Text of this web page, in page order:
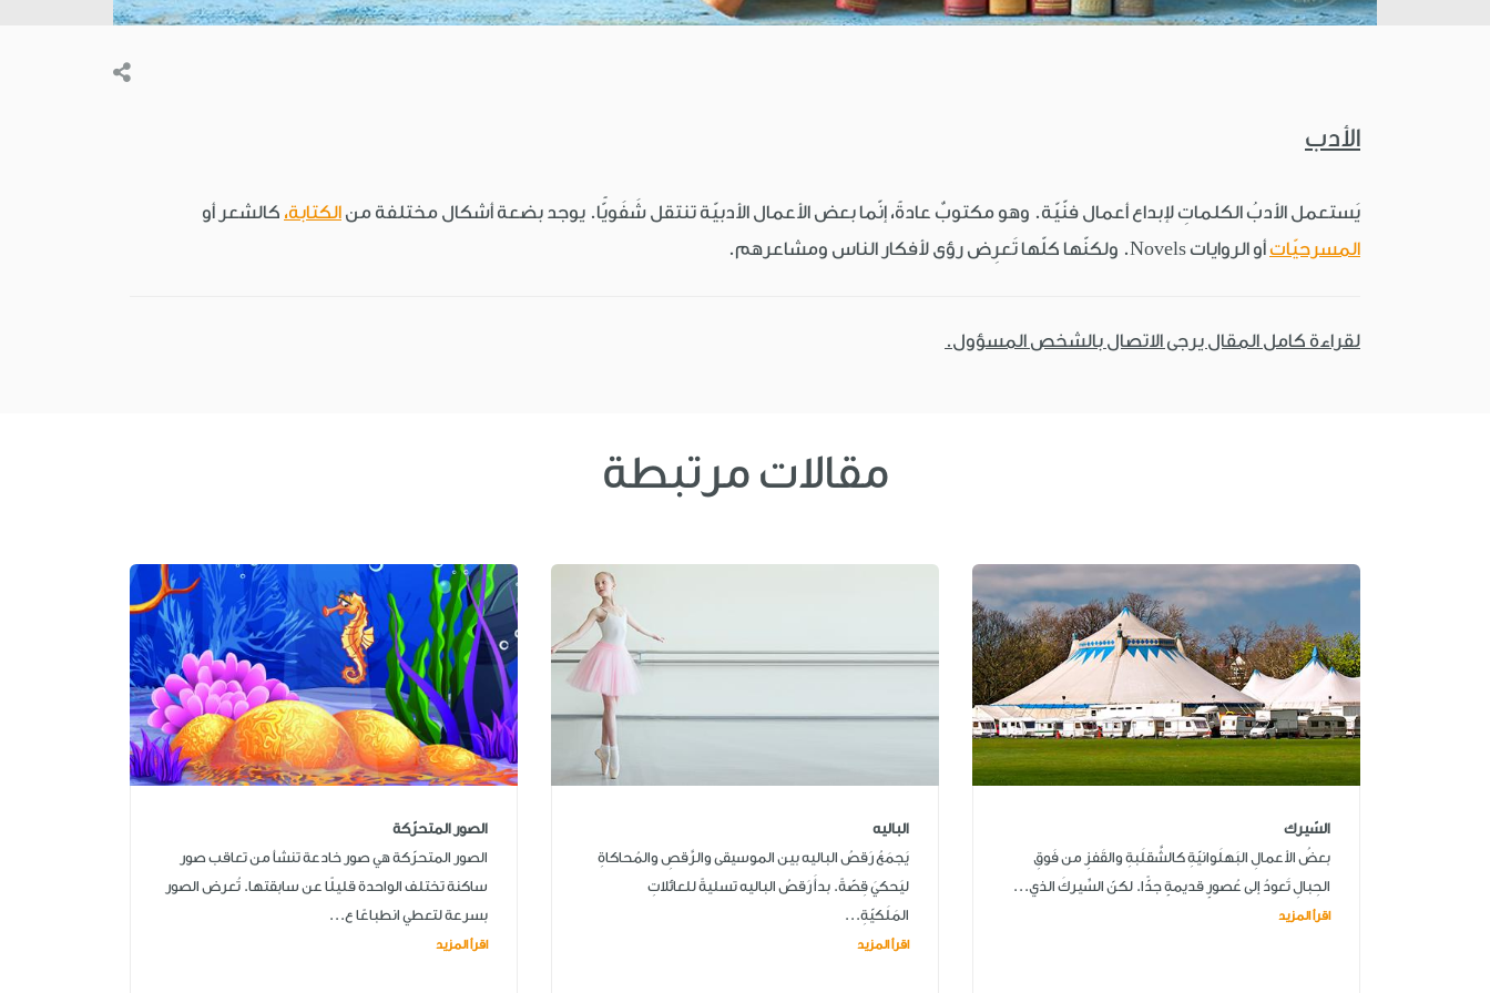
الأدب
يَستعمل الأدبُ الكلماتِ لإبداع أعمال فنّيّة. وهو مكتوبٌ عادةً، إنّما بعض الأعمال الأدبيّة تنتقل شَفَويًّا. يوجد بضعة أشكال مختلفة من الكتابة، كالشعر أو
المسرحيّاتأو الروايات Novels. ولكنّها كلّها تَعرِض رؤى لأفكار الناس ومشاعرهم.
لقراءة كامل المقال يرجى الاتصال بالشخص المسؤول.
مقالات مرتبطة
السّيرك
بعضُ الأعمالِ البَهلَوانيّةِ كالشَّقلَبةِ والقَفزِ من فَوقِ
الحِبالِ تَعودُ إلى عُصورٍ قديمةٍ جدًّا. لكنّ السِّيركَ الذي...
اقرأ المزيد
الباليه
يَجمَعُ رَقصُ الباليه بين الموسيقى والرَّقصِ والمُحاكاةِ
ليَحكيَ قِصّةً. بدأَ رَقصُ الباليه تسليةً للعائلاتِ
المَلَكيّةِ...
اقرأ المزيد
الصور المتحرّكة
الصور المتحرّكة هي صور خادعة تنشأ من تعاقب صور
ساكنة تختلف الواحدة قليلًا عن سابقتها. تُعرض الصور
بسرعة لتعطي انطباعًا ع...
اقرأ المزيد